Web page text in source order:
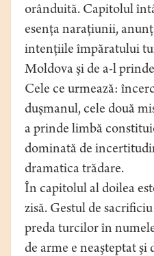
orânduită. Capitolul
esenţa naraţiunii,
intenţiile împăratului
Moldova şi de a-l
Cele ce urmează:
duşmanul, cele două
a prinde limbă
dominată de
dramatica trădare.
În capitolul al doilea
zisă. Gestul de
preda turcilor în
de arme e neaşteptat şi